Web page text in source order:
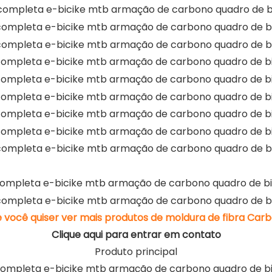
você quiser ver mais produtos de moldura de fibra
Clique aqui para entrar em contato
Produto principal